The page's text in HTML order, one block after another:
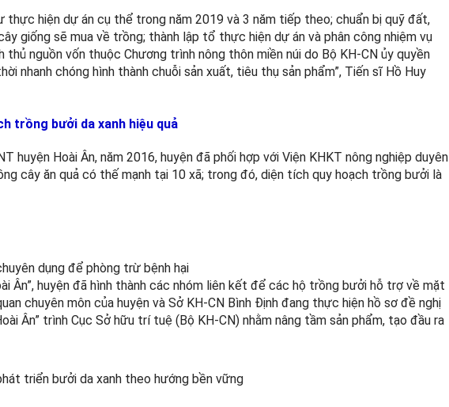
thực hiện dự án cụ thể trong năm 2019 và 3 năm tiếp theo; chuẩn bị quỹ đất,
giống sẽ mua về trồng; thành lập tổ thực hiện dự án và phân công nhiệm vụ
nguồn vốn thuộc Chương trình nông thôn miền núi do Bộ KH-CN ủy quyền
nhanh chóng hình thành chuỗi sản xuất, tiêu thụ sản phẩm”, Tiến sĩ Hồ Huy
trồng bưởi da xanh hiệu quả
huyện Hoài Ân, năm 2016, huyện đã phối hợp với Viện KHKT nông nghiệp duyên
cây ăn quả có thế mạnh tại 10 xã; trong đó, diện tích quy hoạch trồng bưởi là
dụng để phòng trừ bệnh hại
Ân”, huyện đã hình thành các nhóm liên kết để các hộ trồng bưởi hỗ trợ về mặt
chuyên môn của huyện và Sở KH-CN Bình Định đang thực hiện hồ sơ đề nghị
Ân” trình Cục Sở hữu trí tuệ (Bộ KH-CN) nhằm nâng tầm sản phẩm, tạo đầu ra